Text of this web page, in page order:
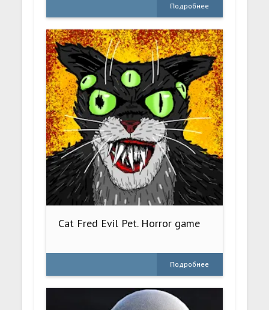
Подробнее
Cat Fred Evil Pet. Horror game
Подробнее